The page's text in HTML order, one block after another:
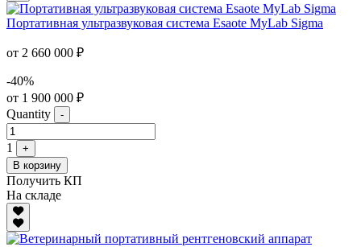
Портативная ультразвуковая система Esaote MyLab Sigma
от 2 660 000 ₽
-40%
от 1 900 000 ₽
Quantity
-
1
+
В корзину
Получить КП
На складе